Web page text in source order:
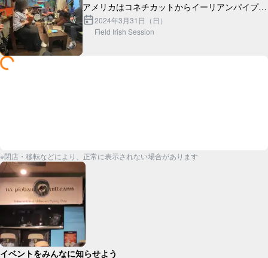
アメリカはコネチカットからイーリアンパイプ奏
者のナイスなクールガイ、ジョナサンがやってき
た！
2024年3月31日（日）
Field Irish Session
※閉店・移転などにより、正常に表示されない場合があります
イベントをみんなに知らせよう